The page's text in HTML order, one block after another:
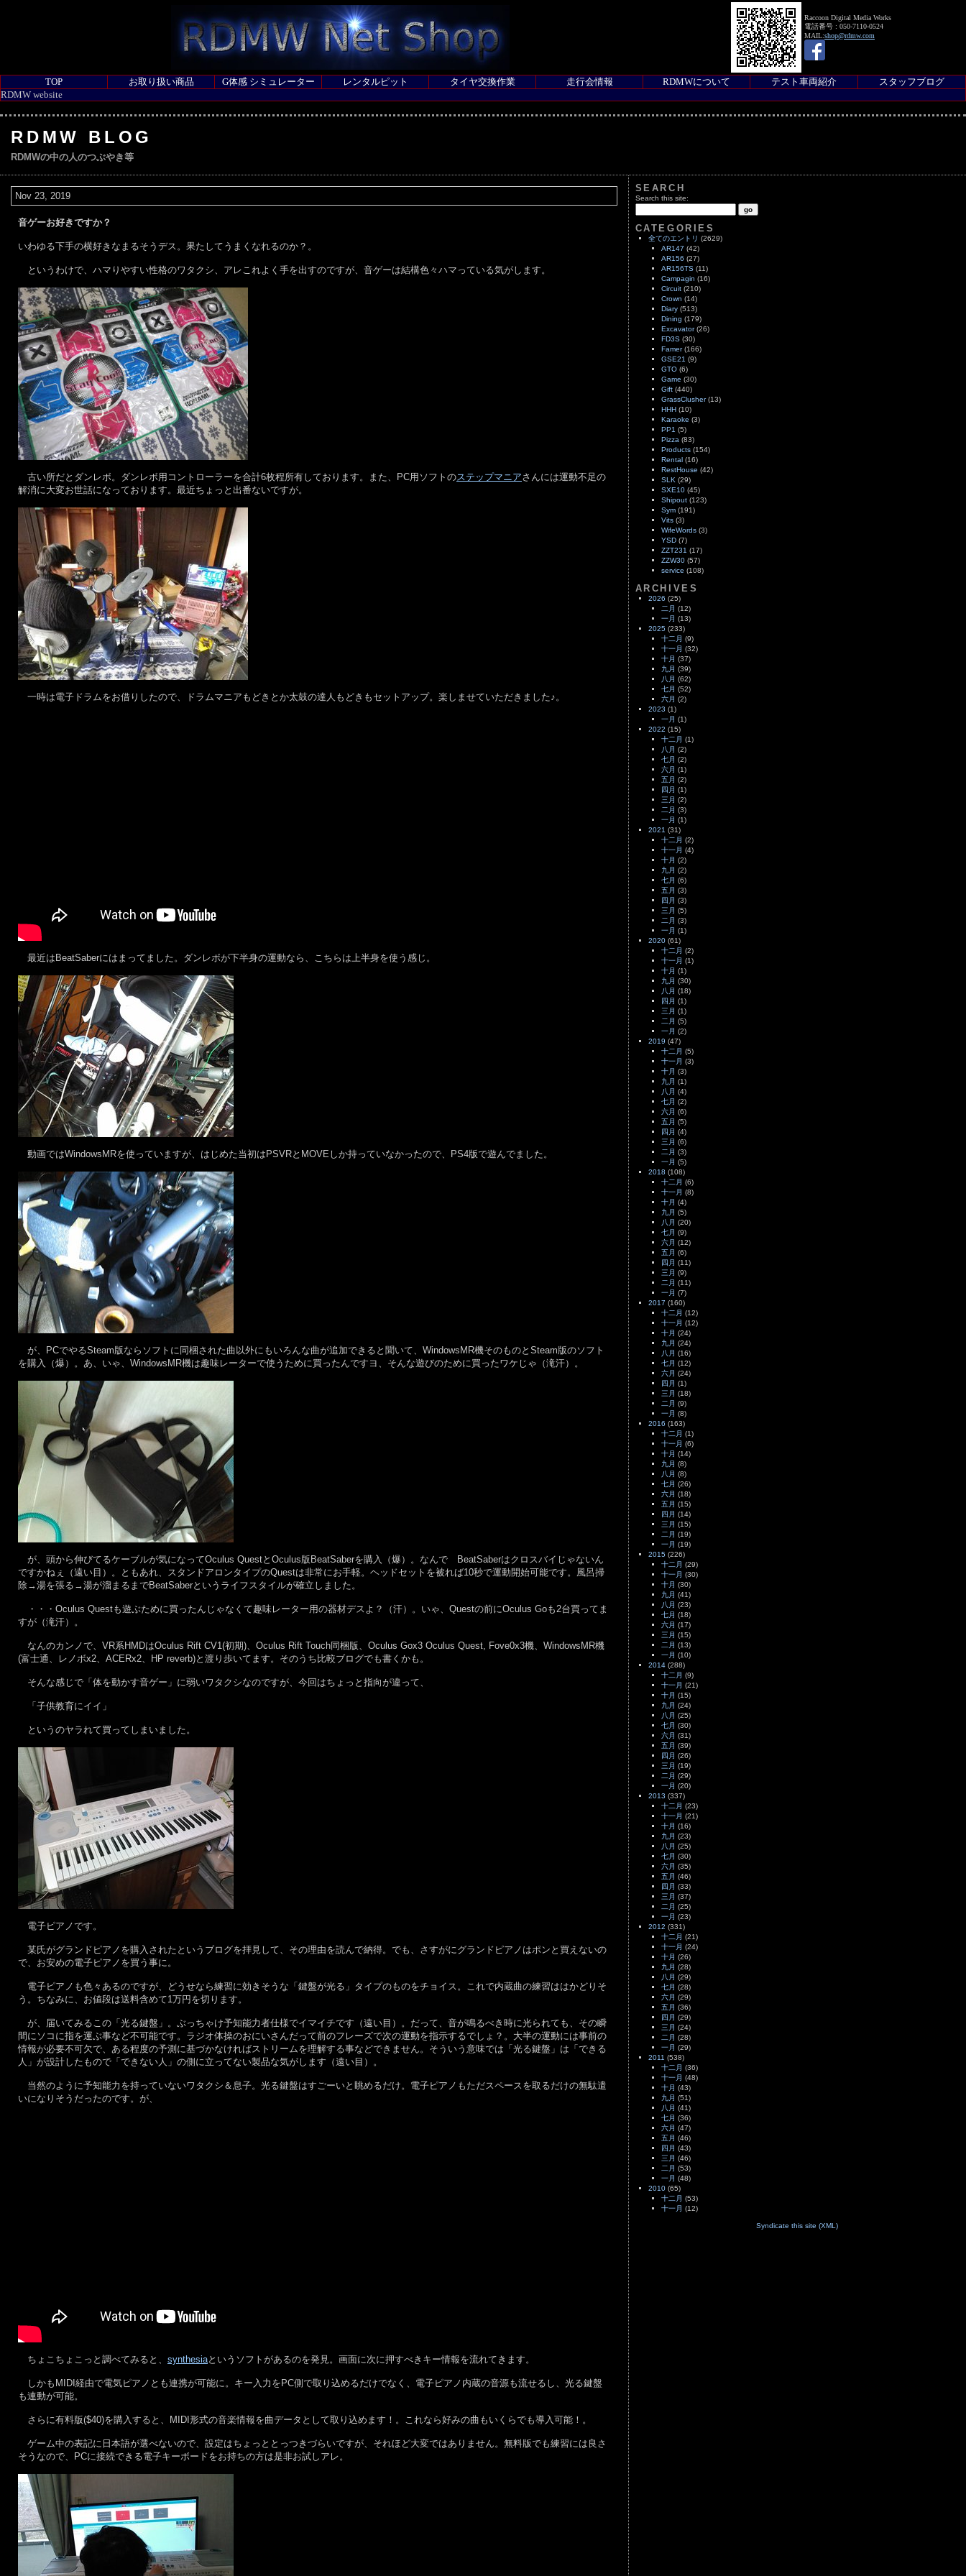
Raccoon Digital Media Works
電話番号 : 050-7110-0524
MAIL:shop@rdmw.com
TOP お取り扱い商品 G体感 シミュレーター レンタルピット タイヤ交換作業 走行会情報 RDMWについて テスト車両紹介
スタッフブログ
RDMW website
RDMW BLOG
RDMWの中の人のつぶやき等
Nov 23, 2019
音ゲーお好きですか？
いわゆる下手の横好きなまるそうデス。果たしてうまくなれるのか？。
というわけで、ハマりやすい性格のワタクシ、アレこれよく手を出すのですが、音ゲーは結構色々ハマっている気がします。
古い所だとダンレボ。ダンレボ用コントローラーを合計6枚程所有しております。また、PC用ソフトのステップマニアさんには運動不足の
解消に大変お世話になっております。最近ちょっと出番ないですが。
一時は電子ドラムをお借りしたので、ドラムマニアもどきとか太鼓の達人もどきもセットアップ。楽しませていただきました♪。
最近はBeatSaberにはまってました。ダンレボが下半身の運動なら、こちらは上半身を使う感じ。
動画ではWindowsMRを使っていますが、はじめた当初はPSVRとMOVEしか持っていなかったので、PS4版で遊んでました。
が、PCでやるSteam版ならソフトに同梱された曲以外にもいろんな曲が追加できると聞いて、WindowsMR機そのものとSteam版のソフト
を購入（爆）。あ、いゃ、WindowsMR機は趣味レーターで使うために買ったんですヨ、そんな遊びのために買ったワケじゃ（滝汗）。
が、頭から伸びてるケーブルが気になってOculus QuestとOculus版BeatSaberを購入（爆）。なんで BeatSaberはクロスバイじゃないん
ですかねぇ（遠い目）。ともあれ、スタンドアロンタイプのQuestは非常にお手軽。ヘッドセットを被れば10秒で運動開始可能です。風呂掃
除→湯を張る→湯が溜まるまでBeatSaberというライフスタイルが確立しました。
・・・Oculus Questも遊ぶために買ったんじゃなくて趣味レーター用の器材デスよ？（汗）。いゃ、Questの前にOculus Goも2台買ってま
すが（滝汗）。
なんのカンノで、VR系HMDはOculus Rift CV1(初期)、Oculus Rift Touch同梱版、Oculus Gox3 Oculus Quest, Fove0x3機、WindowsMR機
(富士通、レノボx2、ACERx2、HP reverb)と渡り歩いてます。そのうち比較ブログでも書くかも。
そんな感じで「体を動かす音ゲー」に弱いワタクシなのですが、今回はちょっと指向が違って、
「子供教育にイイ」
というのヤラれて買ってしまいました。
電子ピアノです。
某氏がグランドピアノを購入されたというブログを拝見して、その理由を読んで納得。でも、さすがにグランドピアノはポンと買えないの
で、お安めの電子ピアノを買う事に。
電子ピアノも色々あるのですが、どうせなら練習に効きそうな「鍵盤が光る」タイプのものをチョイス。これで内蔵曲の練習ははかどりそ
う。ちなみに、お値段は送料含めて1万円を切ります。
が、届いてみるこの「光る鍵盤」。ぶっちゃけ予知能力者仕様でイマイチです（遠い目）。だって、音が鳴るべき時に光られても、その瞬
間にソコに指を運ぶ事など不可能です。ラジオ体操のおにいさんだって前のフレーズで次の運動を指示するでしょ？。大半の運動には事前の
情報が必要不可欠で、ある程度の予測に基づかなければストリームを理解する事などできません。そういう意味では「光る鍵盤」は「できる
人」が設計したもので「できない人」の側に立ってない製品な気がします（遠い目）。
当然のように予知能力を持っていないワタクシ＆息子。光る鍵盤はすごーいと眺めるだけ。電子ピアノもただスペースを取るだけの無駄遣
いになりそうだったのです。が、
ちょこちょこっと調べてみると、 synthesiaというソフトがあるのを発見。画面に次に押すべきキー情報を流れてきます。
しかもMIDI経由で電気ピアノとも連携が可能に。キー入力をPC側で取り込めるだけでなく、電子ピアノ内蔵の音源も流せるし、光る鍵盤
も連動が可能。
さらに有料版($40)を購入すると、MIDI形式の音楽情報を曲データとして取り込めます！。これなら好みの曲もいくらでも導入可能！。
ゲーム中の表記に日本語が選べないので、設定はちょっととっつきづらいですが、それほど大変ではありません。無料版でも練習には良さ
そうなので、PCに接続できる電子キーボードをお持ちの方は是非お試しアレ。
SEARCH
Search this site:
CATEGORIES
全てのエントリ (2629)
AR147 (42)
AR156 (27)
AR156TS(11)
Campagin (16)
Circuit(210)
Crown (14)
Diary(513)
Dining (179)
Excavator(26)
FD3S(30)
Famer(166)
GSE21 (9)
GTO(6)
Game (30)
Gift(440)
GrassClusher(13)
HHH(10)
Karaoke (3)
PP1 (5)
Pizza (83)
Products(154)
Rental(16)
RestHouse (42)
SLK (29)
SXE10(45)
Shipout(123)
Sym(191)
Vits(3)
WifeWords(3)
YSD(7)
ZZT231 (17)
ZZW30(57)
service (108)
ARCHIVES
2026 (25)
二月 (12)
一月 (13)
2025(233)
十二月 (9)
十一月 (32)
十月 (37)
九月 (39)
八月 (62)
七月 (52)
六月 (2)
2023 (1)
一月 (1)
2022 (15)
十二月 (1)
八月 (2)
七月 (2)
六月 (1)
五月 (2)
四月 (1)
三月 (2)
二月 (3)
一月 (1)
2021 (31)
十二月 (2)
十一月 (4)
十月 (2)
九月 (2)
七月 (6)
五月 (3)
四月 (3)
三月 (5)
二月 (3)
一月 (1)
2020(61)
十二月 (2)
十一月 (1)
十月 (1)
九月 (30)
八月 (18)
四月 (1)
三月 (1)
二月 (5)
一月 (2)
2019 (47)
十二月 (5)
十一月 (3)
十月 (3)
九月 (1)
八月 (4)
七月 (2)
六月 (6)
五月 (5)
四月 (4)
三月 (6)
二月 (3)
一月 (5)
2018 (108)
十二月 (6)
十一月 (8)
十月 (4)
九月 (5)
八月 (20)
七月 (9)
六月 (12)
五月 (6)
四月 (11)
三月 (9)
二月 (11)
一月 (7)
2017 (160)
十二月 (12)
十一月 (12)
十月 (24)
九月 (24)
八月 (16)
七月 (12)
六月 (24)
四月 (1)
三月 (18)
二月 (9)
一月 (8)
2016 (163)
十二月 (1)
十一月 (6)
十月 (14)
九月 (8)
八月 (8)
七月 (26)
六月 (18)
五月 (15)
四月 (14)
三月 (15)
二月 (19)
一月 (19)
2015(226)
十二月 (29)
十一月 (30)
十月 (30)
九月 (41)
八月 (23)
七月 (18)
六月 (17)
三月 (15)
二月 (13)
一月 (10)
2014(288)
十二月 (9)
十一月 (21)
十月 (15)
九月 (24)
八月 (25)
七月 (30)
六月 (31)
五月 (39)
四月 (26)
三月 (19)
二月 (29)
一月 (20)
2013 (337)
十二月 (23)
十一月 (21)
十月 (16)
九月 (23)
八月 (25)
七月 (30)
六月 (35)
五月 (46)
四月 (33)
三月 (37)
二月 (25)
一月 (23)
2012 (331)
十二月 (21)
十一月 (24)
十月 (26)
九月 (28)
八月 (29)
七月 (28)
六月 (29)
五月 (36)
四月 (29)
三月 (24)
二月 (28)
一月 (29)
2011 (538)
十二月 (36)
十一月 (48)
十月 (43)
九月 (51)
八月 (41)
七月 (36)
六月 (47)
五月 (46)
四月 (43)
三月 (46)
二月 (53)
一月 (48)
2010(65)
十二月 (53)
十一月 (12)
Syndicate this site (XML)